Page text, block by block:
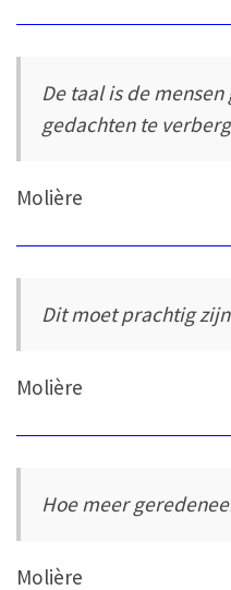
De taal is de
gedachten te
Molière
Dit moet prachtig
Molière
Hoe meer
Molière